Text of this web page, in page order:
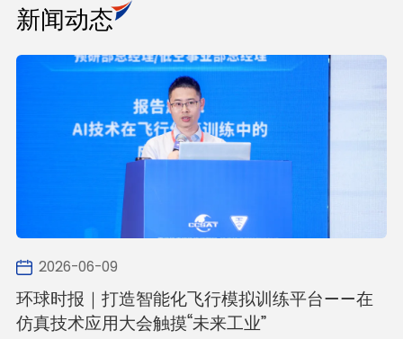
新闻动态
2026-06-09
环球时报｜打造智能化飞行模拟训练平台——在
仿真技术应用大会触摸“未来工业”